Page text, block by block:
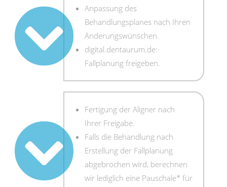
Anpassung des
Behandlungsplanes nach Ihren
Änderungswünschen.
digital.dentaurum.de:
Fallplanung freigeben.
Fertigung der Aligner nach
Ihrer Freigabe.
Falls die Behandlung nach
Erstellung der Fallplanung
abgebrochen wird, berechnen
wir lediglich eine Pauschale* für